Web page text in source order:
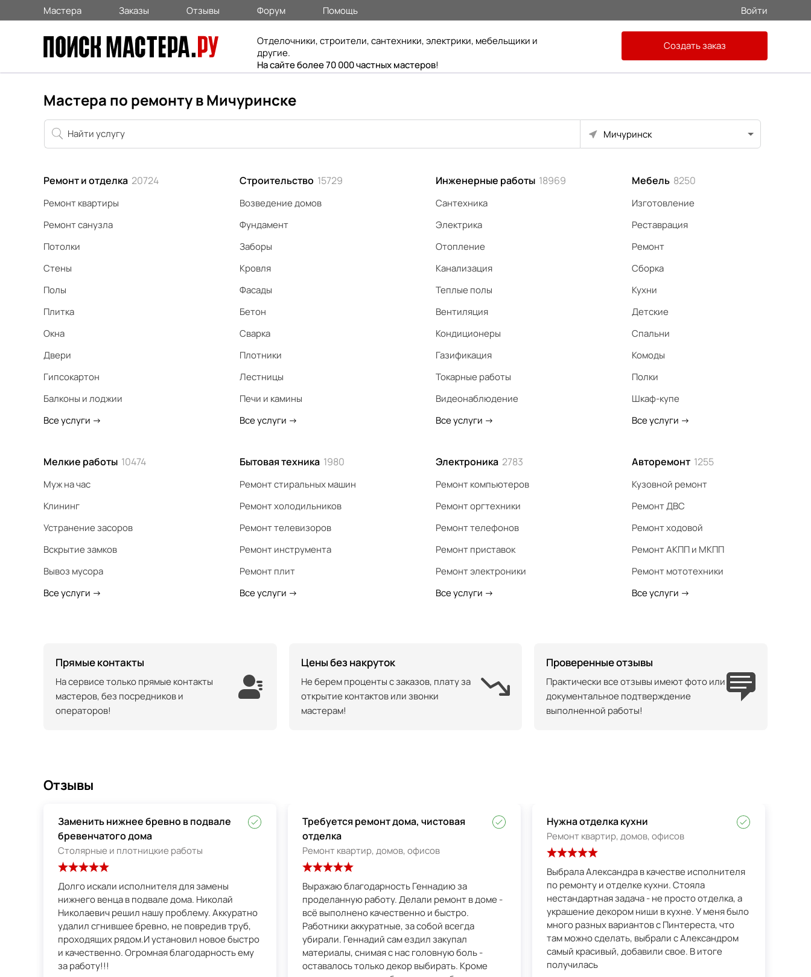
Мастера Заказы Отзывы Форум Помощь Войти
Отделочники, строители, сантехники, электрики, мебельщики и
другие.
На сайте более 70 000 частных мастеров!
Создать заказ
Мастера по ремонту в Мичуринске
Мичуринск
Ремонт и отделка 20724
Ремонт квартиры
Ремонт санузла
Потолки
Стены
Полы
Плитка
Окна
Двери
Гипсокартон
Балконы и лоджии
Все услуги ->
Строительство 15729
Возведение домов
Фундамент
Заборы
Кровля
Фасады
Бетон
Сварка
Плотники
Лестницы
Печи и камины
Все услуги ->
Инженерные работы 18969
Сантехника
Электрика
Отопление
Канализация
Теплые полы
Вентиляция
Кондиционеры
Газификация
Токарные работы
Видеонаблюдение
Все услуги ->
Мебель 8250
Изготовление
Реставрация
Ремонт
Сборка
Кухни
Детские
Спальни
Комоды
Полки
Шкаф-купе
Все услуги ->
Мелкие работы 10474
Муж на час
Клининг
Устранение засоров
Вскрытие замков
Вывоз мусора
Все услуги ->
Бытовая техника 1980
Ремонт стиральных машин
Ремонт холодильников
Ремонт телевизоров
Ремонт инструмента
Ремонт плит
Все услуги ->
Электроника 2783
Ремонт компьютеров
Ремонт оргтехники
Ремонт телефонов
Ремонт приставок
Ремонт электроники
Все услуги ->
Авторемонт 1255
Кузовной ремонт
Ремонт ДВС
Ремонт ходовой
Ремонт АКПП и МКПП
Ремонт мототехники
Все услуги ->
Прямые контакты
На сервисе только прямые контакты
мастеров, без посредников и
операторов!
Цены без накруток
Не берем проценты с заказов, плату за
открытие контактов или звонки
мастерам!
Проверенные отзывы
Практически все отзывы имеют фото или
документальное подтверждение
выполненной работы!
Отзывы
Заменить нижнее бревно в подвале
бревенчатого дома
Столярные и плотницкие работы
Долго искали исполнителя для замены
нижнего венца в подвале дома. Николай
Николаевич решил нашу проблему. Аккуратно
удалил сгнившее бревно, не повредив труб,
проходящих рядом.И установил новое быстро
и качественно. Огромная благодарность ему
за работу!!!
Требуется ремонт дома, чистовая
отделка
Ремонт квартир, домов, офисов
Выражаю благодарность Геннадию за
проделанную работу. Делали ремонт в доме -
всё выполнено качественно и быстро.
Работники аккуратные, за собой всегда
убирали. Геннадий сам ездил закупал
материалы, снимая с нас головную боль -
оставалось только декор выбирать. Кроме
Нужна отделка кухни
Ремонт квартир, домов, офисов
Выбрала Александра в качестве исполнителя
по ремонту и отделке кухни. Стояла
нестандартная задача - не просто отделка, а
украшение декором ниши в кухне. У меня было
много разных вариантов с Пинтереста, что
там можно сделать, выбрали с Александром
самый красивый, добавили свое. В итоге
получилась